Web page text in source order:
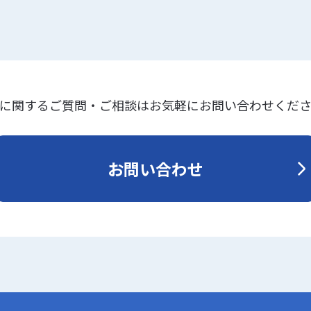
関するご質問・ご相談はお気軽にお問い合わせくだ
お問い合わせ